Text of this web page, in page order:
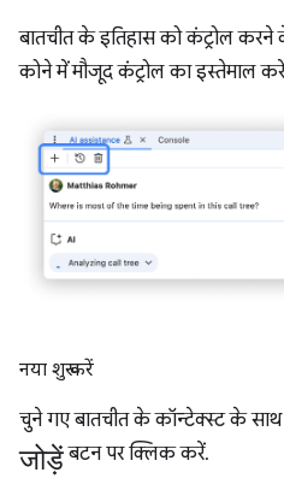
बातचीत के इतिहास को कंट्रोल
कोने में मौजूद कंट्रोल का इस्तेमाल करें.
नया शुरू करें
चुने गए बातचीत के कॉन्टेक्स्ट के
जोड़ेंबटन पर क्लिक करें.